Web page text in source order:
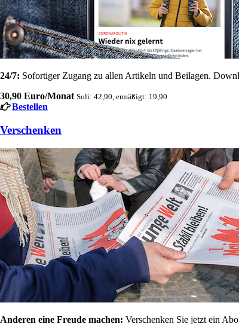
24/7: Sofortiger Zugang zu allen Artikeln und Beilagen.
30,90 Euro/Monat Soli: 42,90, ermäßigt: 19,90
Bestellen
Verschenken
Anderen eine Freude machen: Verschenken Sie jetzt ein